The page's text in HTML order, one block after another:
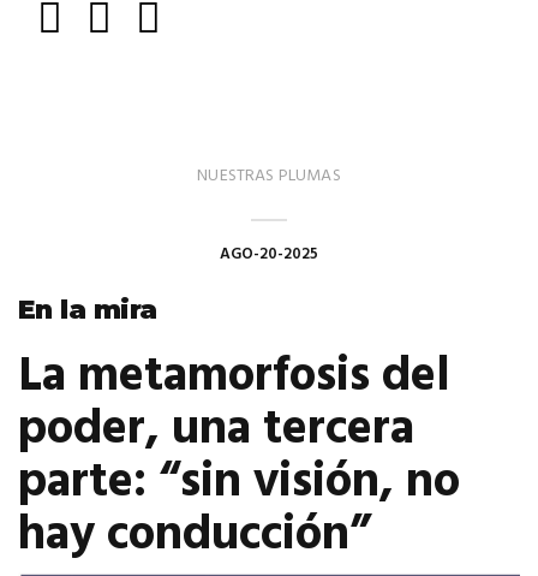
NUESTRAS PLUMAS
AGO-20-2025
En la mira
La metamorfosis del
poder, una tercera
parte: “sin visión, no
hay conducción”